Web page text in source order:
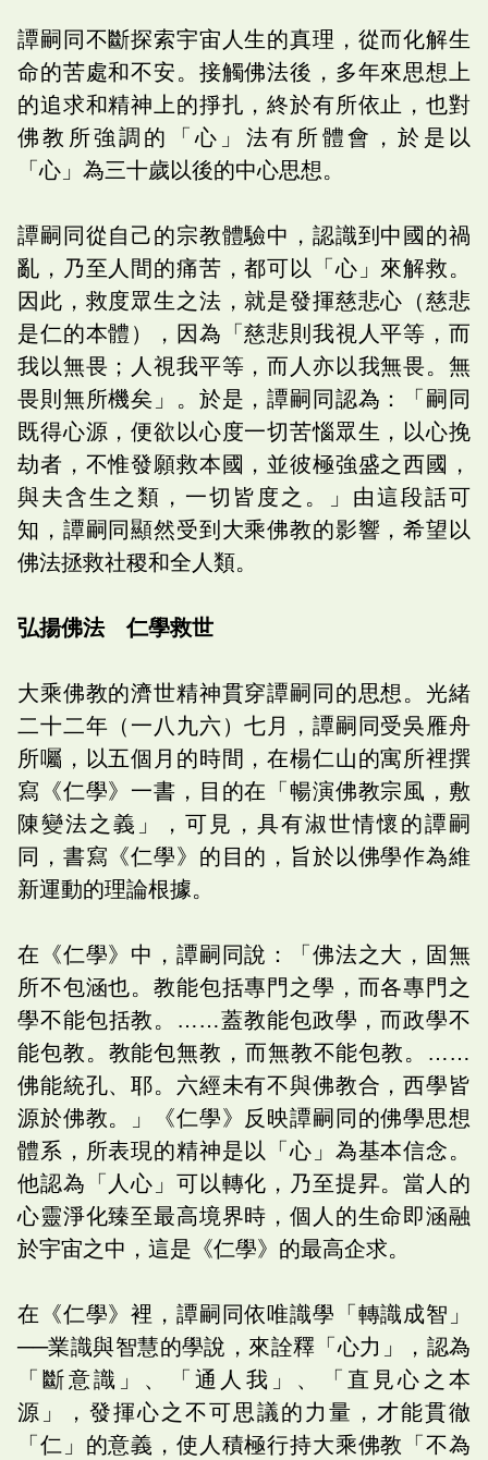
譚嗣同不斷探索宇宙人生的真理，從而化解生
命的苦處和不安。接觸佛法後，多年來思想上
的追求和精神上的掙扎，終於有所依止，也對
佛教所強調的「心」法有所體會，於是以
「心」為三十歲以後的中心思想。
譚嗣同從自己的宗教體驗中，認識到中國的禍
亂，乃至人間的痛苦，都可以「心」來解救。
因此，救度眾生之法，就是發揮慈悲心（慈悲
是仁的本體），因為「慈悲則我視人平等，而
我以無畏；人視我平等，而人亦以我無畏。無
畏則無所機矣」。於是，譚嗣同認為：「嗣同
既得心源，便欲以心度一切苦惱眾生，以心挽
劫者，不惟發願救本國，並彼極強盛之西國，
與夫含生之類，一切皆度之。」由這段話可
知，譚嗣同顯然受到大乘佛教的影響，希望以
佛法拯救社稷和全人類。
弘揚佛法 仁學救世
大乘佛教的濟世精神貫穿譚嗣同的思想。光緒
二十二年（一八九六）七月，譚嗣同受吳雁舟
所囑，以五個月的時間，在楊仁山的寓所裡撰
寫《仁學》一書，目的在「暢演佛教宗風，敷
陳變法之義」，可見，具有淑世情懷的譚嗣
同，書寫《仁學》的目的，旨於以佛學作為維
新運動的理論根據。
在《仁學》中，譚嗣同說：「佛法之大，固無
所不包涵也。教能包括專門之學，而各專門之
學不能包括教。……蓋教能包政學，而政學不
能包教。教能包無教，而無教不能包教。……
佛能統孔、耶。六經未有不與佛教合，西學皆
源於佛教。」《仁學》反映譚嗣同的佛學思想
體系，所表現的精神是以「心」為基本信念。
他認為「人心」可以轉化，乃至提昇。當人的
心靈淨化臻至最高境界時，個人的生命即涵融
於宇宙之中，這是《仁學》的最高企求。
在《仁學》裡，譚嗣同依唯識學「轉識成智」
──業識與智慧的學說，來詮釋「心力」，認為
「斷意識」、「通人我」、「直見心之本
源」，發揮心之不可思議的力量，才能貫徹
「仁」的意義，使人積極行持大乘佛教「不為